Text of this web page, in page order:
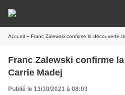
Accueil » Franc Zalewski confirme la découverte
Franc Zalewski confirme
Carrie Madej
Publié le 13/10/2021 à 08:03